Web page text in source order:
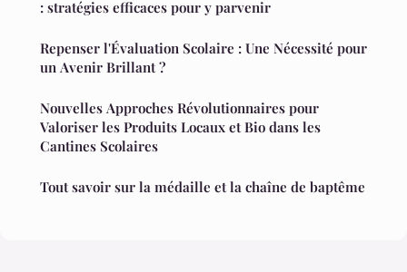
: stratégies efficaces pour y parvenir
Repenser l'Évaluation Scolaire : Une Nécessité pour
un Avenir Brillant ?
Nouvelles Approches Révolutionnaires pour
Valoriser les Produits Locaux et Bio dans les
Cantines Scolaires
Tout savoir sur la médaille et la chaîne de baptême